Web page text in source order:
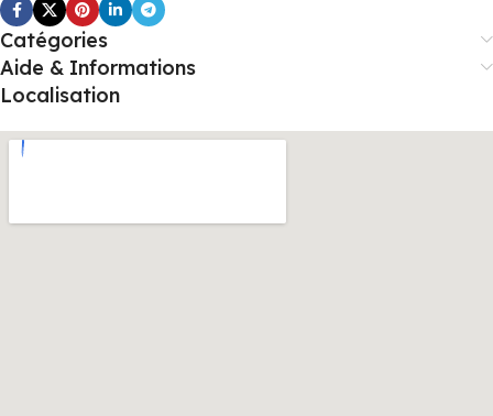
Catégories
Aide & Informations
Localisation